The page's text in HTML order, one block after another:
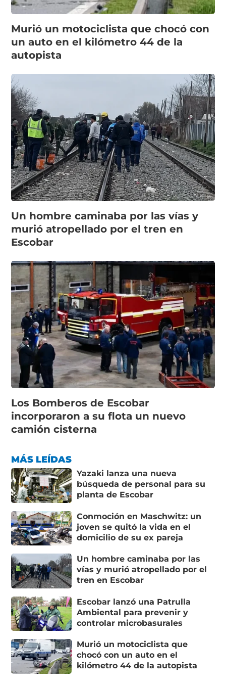
Murió un motociclista que chocó con
un auto en el kilómetro 44 de la
autopista
Un hombre caminaba por las vías y
murió atropellado por el tren en
Escobar
Los Bomberos de Escobar
incorporaron a su flota un nuevo
camión cisterna
MÁS LEÍDAS
Yazaki lanza una nueva
búsqueda de personal para su
planta de Escobar
Conmoción en Maschwitz: un
joven se quitó la vida en el
domicilio de su ex pareja
Un hombre caminaba por las
vías y murió atropellado por el
tren en Escobar
Escobar lanzó una Patrulla
Ambiental para prevenir y
controlar microbasurales
Murió un motociclista que
chocó con un auto en el
kilómetro 44 de la autopista